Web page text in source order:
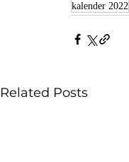
kalender 2022
Related Posts